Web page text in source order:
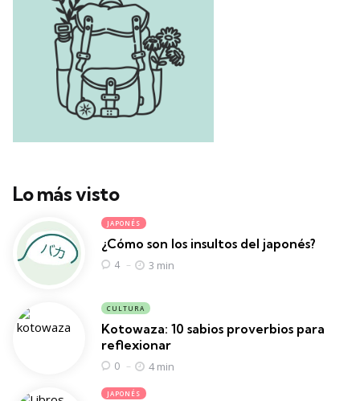
Lo más visto
JAPONÉS
¿Cómo son los insultos del japonés?
4 3 min
CULTURA
Kotowaza: 10 sabios proverbios para
reflexionar
0 4 min
JAPONÉS